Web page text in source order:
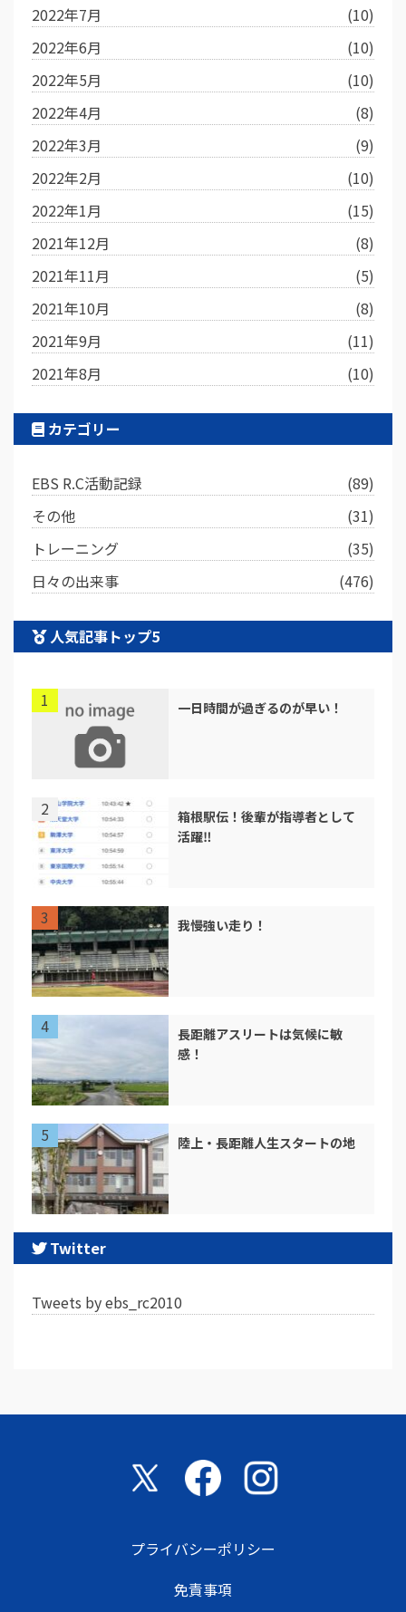
2022年7月
(10)
2022年6月
(10)
2022年5月
(10)
2022年4月
(8)
2022年3月
(9)
2022年2月
(10)
2022年1月
(15)
2021年12月
(8)
2021年11月
(5)
2021年10月
(8)
2021年9月
(11)
2021年8月
(10)
カテゴリー
EBS R.C活動記録
(89)
その他
(31)
トレーニング
(35)
日々の出来事
(476)
人気記事トップ5
一日時間が過ぎるのが早い！
箱根駅伝！後輩が指導者として
活躍‼︎
我慢強い走り！
長距離アスリートは気候に敏
感！
陸上・長距離人生スタートの地
Twitter
Tweets by ebs_rc2010
プライバシーポリシー
免責事項